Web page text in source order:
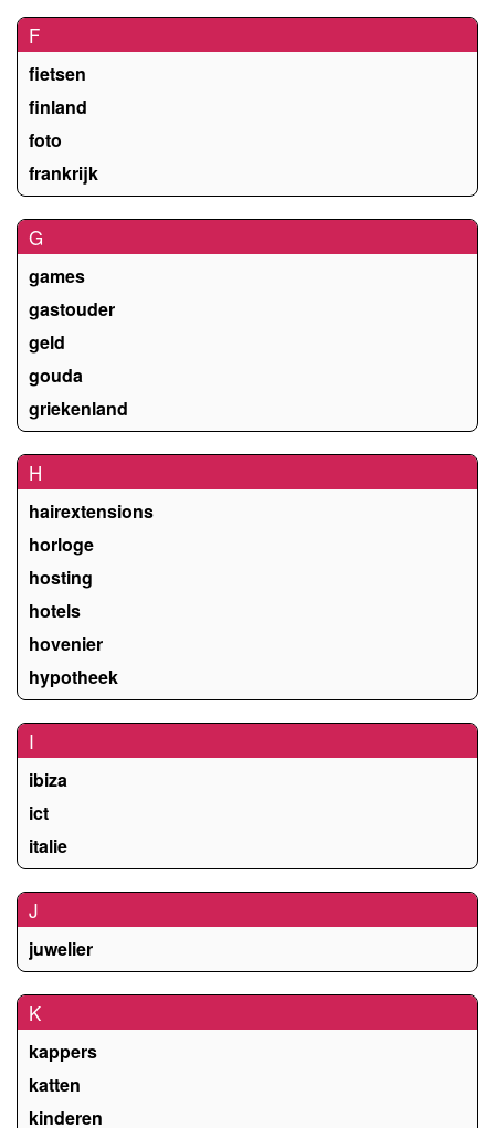
F
fietsen
finland
foto
frankrijk
G
games
gastouder
geld
gouda
griekenland
H
hairextensions
horloge
hosting
hotels
hovenier
hypotheek
I
ibiza
ict
italie
J
juwelier
K
kappers
katten
kinderen